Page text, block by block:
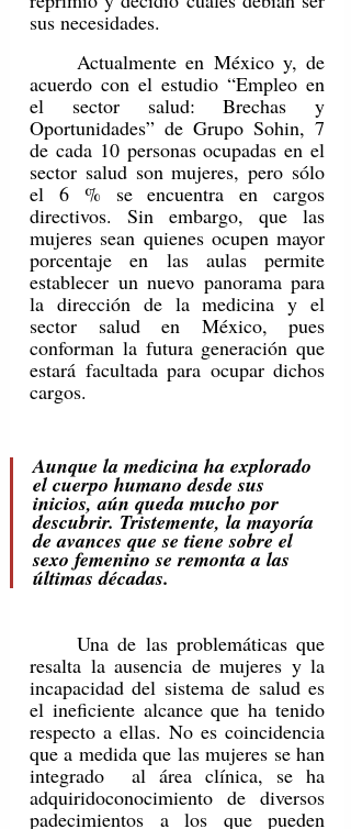
sus necesidades.
	Actualmente en México y, de
acuerdo con el estudio “Empleo en
el sector salud: Brechas y
Oportunidades” de Grupo Sohin, 7
de cada 10 personas ocupadas en el
sector salud son mujeres, pero sólo
el 6 % se encuentra en cargos
directivos. Sin embargo, que las
mujeres sean quienes ocupen mayor
porcentaje en las aulas permite
establecer un nuevo panorama para
la dirección de la medicina y el
sector salud en México, pues
conforman la futura generación que
estará facultada para ocupar dichos
cargos.
Aunque la medicina ha explorado
el cuerpo humano desde sus
inicios, aún queda mucho por
descubrir. Tristemente, la mayoría
de avances que se tiene sobre el
sexo femenino se remonta a las
últimas décadas.
	Una de las problemáticas que
resalta la ausencia de mujeres y la
incapacidad del sistema de salud es
el ineficiente alcance que ha tenido
respecto a ellas. No es coincidencia
que a medida que las mujeres se han
integrado  al área clínica, se ha
adquiridoconocimiento de diversos
padecimientos a los que pueden